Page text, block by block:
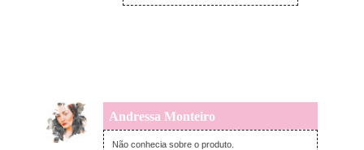
Andressa Monteiro
terça-feira, setembro 04, 2018
Não conhecia sobre o produto.